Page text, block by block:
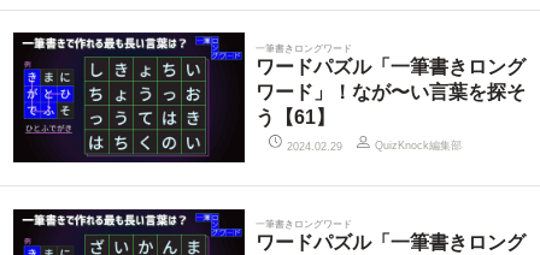
一筆書きロングワード
ワードパズル「一筆書きロング
ワード」！なが〜い言葉を探そ
う【61】
2024.02.29 QuizKnock編集部
一筆書きロングワード
ワードパズル「一筆書きロング